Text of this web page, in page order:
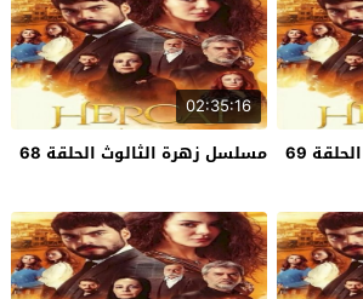
مسلسل زهرة الثالوث الحلقة 69
02:35:16
مسلسل زهرة الثالوث الحلقة 68